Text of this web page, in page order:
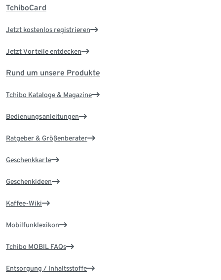
TchiboCard
Jetzt kostenlos registrieren
Jetzt Vorteile entdecken
Rund um unsere Produkte
Tchibo Kataloge & Magazine
Bedienungsanleitungen
Ratgeber & Größenberater
Geschenkkarte
Geschenkideen
Kaffee-Wiki
Mobilfunklexikon
Tchibo MOBIL FAQs
Entsorgung / Inhaltsstoffe